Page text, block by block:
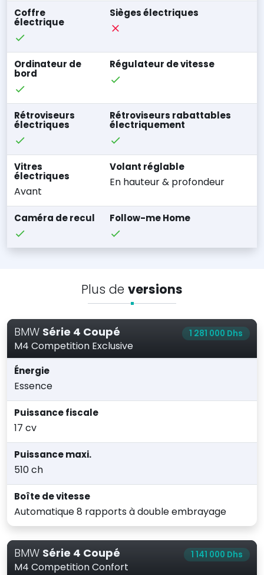
Coffre
électrique
Sièges électriques
Ordinateur de
bord
Régulateur de vitesse
Rétroviseurs
électriques
Rétroviseurs rabattables
électriquement
Vitres
électriques
Avant
Volant réglable
En hauteur & profondeur
Caméra de recul Follow-me Home
Plus de versions
BMW Série 4 Coupé
M4 Competition Exclusive
1 281 000 Dhs
Énergie
Essence
Puissance fiscale
17 cv
Puissance maxi.
510 ch
Boîte de vitesse
Automatique 8 rapports à double embrayage
BMW Série 4 Coupé
M4 Competition Confort
1 141 000 Dhs